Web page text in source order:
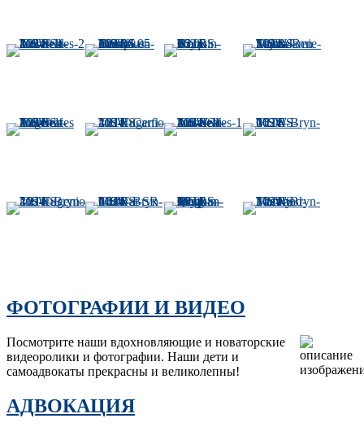
ФОТОГРАФИИ И ВИДЕО
Посмотрите наши вдохновляющие и новаторские
видеоролики и фотографии. Наши дети и
самоадвокаты прекрасны и великолепны!
АДВОКАЦИЯ